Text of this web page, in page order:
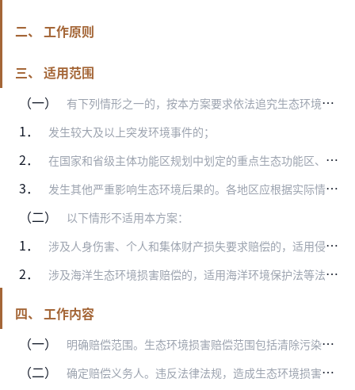
二、 工作原则
三、 适用范围
（一）
有下列情形之一的，按本方案要求依法追究生态环境损害赔偿责任：
1． 发生较大及以上突发环境事件的；
2． 在国家和省级主体功能区规划中划定的重点生态功能区、禁止开发区发生环境污染、生态破坏事件的；
3． 发生其他严重影响生态环境后果的。各地区应根据实际情况，综合考虑造成的环境污染、生态破坏程度以及社会影响等因素，明确具体情形。
（二） 以下情形不适用本方案：
1． 涉及人身伤害、个人和集体财产损失要求赔偿的，适用侵权责任法等法律规定；
2． 涉及海洋生态环境损害赔偿的，适用海洋环境保护法等法律及相关规定。
四、 工作内容
（一）
明确赔偿范围。生态环境损害赔偿范围包括清除污染费用、生态环境修复费用、生态环境修复期间服务功能的损失、生态环境功能永久性损害造成的损失以及生态环境损害赔偿调查、…
（二） 确定赔偿义务人。违反法律法规，造成生态环境损害的单位或个人，应当承担生态环境损害赔偿责任，做到应赔尽赔。现行民事法律和资源环境保护法律有相关免除或减轻生态环境损…